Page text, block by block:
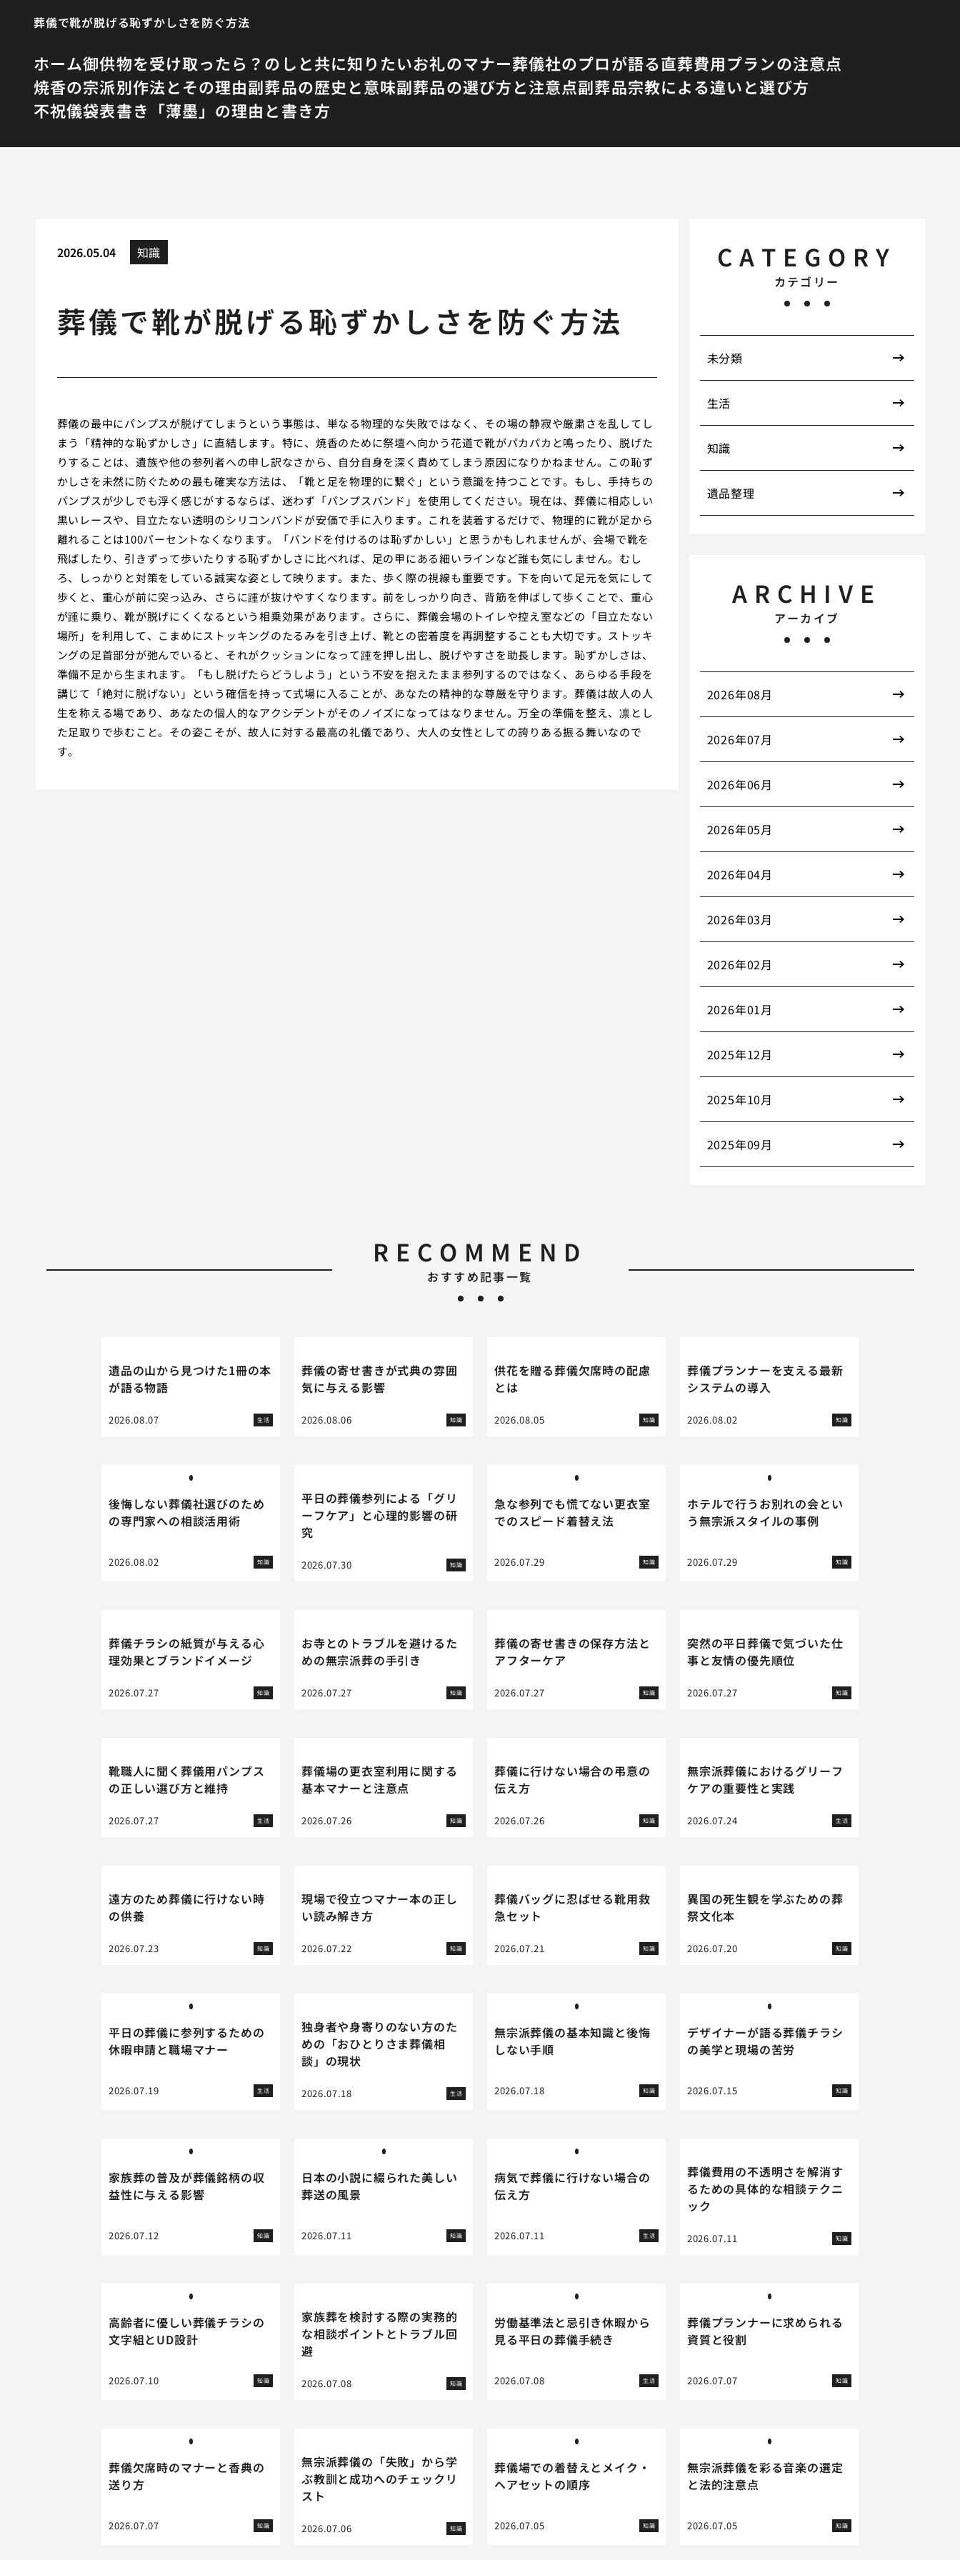
葬儀で靴が脱げる恥ずかしさを防ぐ方法
ホーム御供物を受け取ったら？のしと共に知りたいお礼のマナー葬儀社のプロが語る直葬費用プランの注意点
焼香の宗派別作法とその理由副葬品の歴史と意味副葬品の選び方と注意点副葬品宗教による違いと選び方
不祝儀袋表書き「薄墨」の理由と書き方
2026.05.04 知識
葬儀で靴が脱げる恥ずかしさを防ぐ方法
葬儀の最中にパンプスが脱げてしまうという事態は、単なる物理的な失敗ではなく、その場の静寂や厳粛さを乱してし
まう「精神的な恥ずかしさ」に直結します。特に、焼香のために祭壇へ向かう花道で靴がパカパカと鳴ったり、脱げた
りすることは、遺族や他の参列者への申し訳なさから、自分自身を深く責めてしまう原因になりかねません。この恥ず
かしさを未然に防ぐための最も確実な方法は、「靴と足を物理的に繋ぐ」という意識を持つことです。もし、手持ちの
パンプスが少しでも浮く感じがするならば、迷わず「パンプスバンド」を使用してください。現在は、葬儀に相応しい
黒いレースや、目立たない透明のシリコンバンドが安価で手に入ります。これを装着するだけで、物理的に靴が足から
離れることは100パーセントなくなります。「バンドを付けるのは恥ずかしい」と思うかもしれませんが、会場で靴を
飛ばしたり、引きずって歩いたりする恥ずかしさに比べれば、足の甲にある細いラインなど誰も気にしません。むし
ろ、しっかりと対策をしている誠実な姿として映ります。また、歩く際の視線も重要です。下を向いて足元を気にして
歩くと、重心が前に突っ込み、さらに踵が抜けやすくなります。前をしっかり向き、背筋を伸ばして歩くことで、重心
が踵に乗り、靴が脱げにくくなるという相乗効果があります。さらに、葬儀会場のトイレや控え室などの「目立たない
場所」を利用して、こまめにストッキングのたるみを引き上げ、靴との密着度を再調整することも大切です。ストッキ
ングの足首部分が弛んでいると、それがクッションになって踵を押し出し、脱げやすさを助長します。恥ずかしさは、
準備不足から生まれます。「もし脱げたらどうしよう」という不安を抱えたまま参列するのではなく、あらゆる手段を
講じて「絶対に脱げない」という確信を持って式場に入ることが、あなたの精神的な尊厳を守ります。葬儀は故人の人
生を称える場であり、あなたの個人的なアクシデントがそのノイズになってはなりません。万全の準備を整え、凛とし
た足取りで歩むこと。その姿こそが、故人に対する最高の礼儀であり、大人の女性としての誇りある振る舞いなので
す。
RECOMMEND
おすすめ記事一覧
遺品の山から見つけた1冊の本
が語る物語
2026.08.07 生活
葬儀の寄せ書きが式典の雰囲
気に与える影響
2026.08.06 知識
供花を贈る葬儀欠席時の配慮
とは
2026.08.05 知識
葬儀プランナーを支える最新
システムの導入
2026.08.02 知識
後悔しない葬儀社選びのため
の専門家への相談活用術
2026.08.02 知識
平日の葬儀参列による「グリ
ーフケア」と心理的影響の研
究
2026.07.30 知識
急な参列でも慌てない更衣室
でのスピード着替え法
2026.07.29 知識
ホテルで行うお別れの会とい
う無宗派スタイルの事例
2026.07.29 知識
葬儀チラシの紙質が与える心
理効果とブランドイメージ
2026.07.27 知識
お寺とのトラブルを避けるた
めの無宗派葬の手引き
2026.07.27 知識
葬儀の寄せ書きの保存方法と
アフターケア
2026.07.27 知識
突然の平日葬儀で気づいた仕
事と友情の優先順位
2026.07.27 知識
靴職人に聞く葬儀用パンプス
の正しい選び方と維持
2026.07.27 生活
葬儀場の更衣室利用に関する
基本マナーと注意点
2026.07.26 知識
葬儀に行けない場合の弔意の
伝え方
2026.07.26 知識
無宗派葬儀におけるグリーフ
ケアの重要性と実践
2026.07.24 生活
遠方のため葬儀に行けない時
の供養
2026.07.23 知識
現場で役立つマナー本の正し
い読み解き方
2026.07.22 知識
葬儀バッグに忍ばせる靴用救
急セット
2026.07.21 知識
異国の死生観を学ぶための葬
祭文化本
2026.07.20 知識
平日の葬儀に参列するための
休暇申請と職場マナー
2026.07.19 生活
独身者や身寄りのない方のた
めの「おひとりさま葬儀相
談」の現状
2026.07.18 生活
無宗派葬儀の基本知識と後悔
しない手順
2026.07.18 知識
デザイナーが語る葬儀チラシ
の美学と現場の苦労
2026.07.15 知識
家族葬の普及が葬儀銘柄の収
益性に与える影響
2026.07.12 知識
日本の小説に綴られた美しい
葬送の風景
2026.07.11 知識
病気で葬儀に行けない場合の
伝え方
2026.07.11 生活
葬儀費用の不透明さを解消す
るための具体的な相談テクニ
ック
2026.07.11 知識
高齢者に優しい葬儀チラシの
文字組とUD設計
2026.07.10 知識
家族葬を検討する際の実務的
な相談ポイントとトラブル回
避
2026.07.08 知識
労働基準法と忌引き休暇から
見る平日の葬儀手続き
2026.07.08 生活
葬儀プランナーに求められる
資質と役割
2026.07.07 知識
葬儀欠席時のマナーと香典の
送り方
2026.07.07 知識
無宗派葬儀の「失敗」から学
ぶ教訓と成功へのチェックリ
スト
2026.07.06 知識
葬儀場での着替えとメイク・
ヘアセットの順序
2026.07.05 知識
無宗派葬儀を彩る音楽の選定
と法的注意点
2026.07.05 知識
CATEGORY
カテゴリー
未分類
生活
知識
遺品整理
ARCHIVE
アーカイブ
2026年08月
2026年07月
2026年06月
2026年05月
2026年04月
2026年03月
2026年02月
2026年01月
2025年12月
2025年10月
2025年09月